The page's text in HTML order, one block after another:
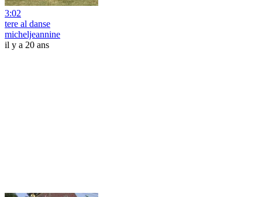
3:02
tere al danse
micheljeannine
il y a 20 ans